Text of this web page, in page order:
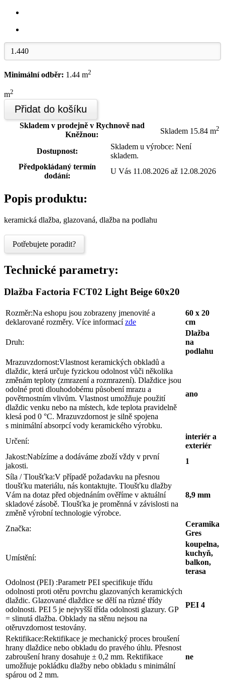
Minimální odběr: 1.44 m2
m2
Přidat do košíku
Skladem v prodejně v Rychnově nad
Kněžnou:
Skladem 15.84 m2
Dostupnost:
Skladem u výrobce: Není
skladem.
Předpokládaný termín
dodání:
U Vás 11.08.2026 až 12.08.2026
Popis produktu:
keramická dlažba, glazovaná, dlažba na podlahu
Potřebujete poradit?
Technické parametry:
Dlažba Factoria FCT02 Light Beige 60x20
Rozměr:Na eshopu jsou zobrazeny jmenovité a
deklarované rozměry. Více informacízde
60 x 20
cm
Druh:
Dlažba
na
podlahu
Mrazuvzdornost:Vlastnost keramických obkladů a
dlaždic, která určuje fyzickou odolnost vůči několika
změnám teploty (zmrazení a rozmrazení). Dlaždice jsou
odolné proti dlouhodobému působení mrazu a
povětrnostním vlivům. Vlastnost umožňuje použití
dlaždic venku nebo na místech, kde teplota pravidelně
klesá pod 0 °C. Mrazuvzdornost je silně spojena
s minimální absorpcí vody keramického výrobku.
ano
Určení:
interiér a
exteriér
Jakost:Nabízíme a dodáváme zboží vždy v první
jakosti.
1
Síla / Tloušťka:V případě požadavku na přesnou
tloušťku materiálu, nás kontaktujte. Tloušťku dlažby
Vám na dotaz před objednáním ověříme v aktuální
skladové zásobě. Tloušťka je proměnná v závislosti na
změně výrobní technologie výrobce.
8,9 mm
Značka:
Ceramika
Gres
Umístění:
koupelna,
kuchyň,
balkon,
terasa
Odolnost (PEI) :Parametr PEI specifikuje třídu
odolnosti proti otěru povrchu glazovaných keramických
dlaždic. Glazované dlaždice se dělí na různé třídy
odolnosti. PEI 5 je nejvyšší třída odolnosti glazury. GP
= slinutá dlažba. Obklady na stěnu nejsou na
otěruvzdornost testovány.
PEI 4
Rektifikace:Rektifikace je mechanický proces broušení
hrany dlaždice nebo obkladu do pravého úhlu. Přesnost
zabroušení hrany dosahuje ± 0,2 mm. Rektifikace
umožňuje pokládku dlažby nebo obkladu s minimální
spárou od 2 mm.
ne